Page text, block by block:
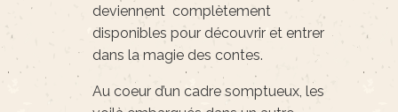
deviennent complètement
disponibles pour découvrir et entrer
dans la magie des contes.
Au coeur d’un cadre somptueux, les